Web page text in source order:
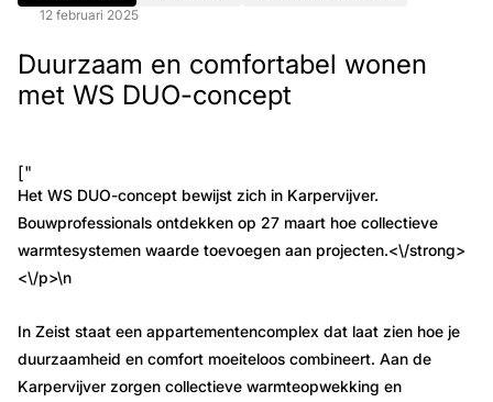
12 februari 2025
Duurzaam en comfortabel wonen
met WS DUO-concept
["
Het WS DUO-concept bewijst zich in Karpervijver.
Bouwprofessionals ontdekken op 27 maart hoe collectieve
warmtesystemen waarde toevoegen aan projecten.<\/strong>
<\/p>\n
In Zeist staat een appartementencomplex dat laat zien hoe je
duurzaamheid en comfort moeiteloos combineert. Aan de
Karpervijver zorgen collectieve warmteopwekking en